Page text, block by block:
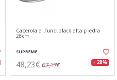
Cacerola al.fund.black alta piedra
28cm
SUPREME
48,23€ 67,17€ - 28%